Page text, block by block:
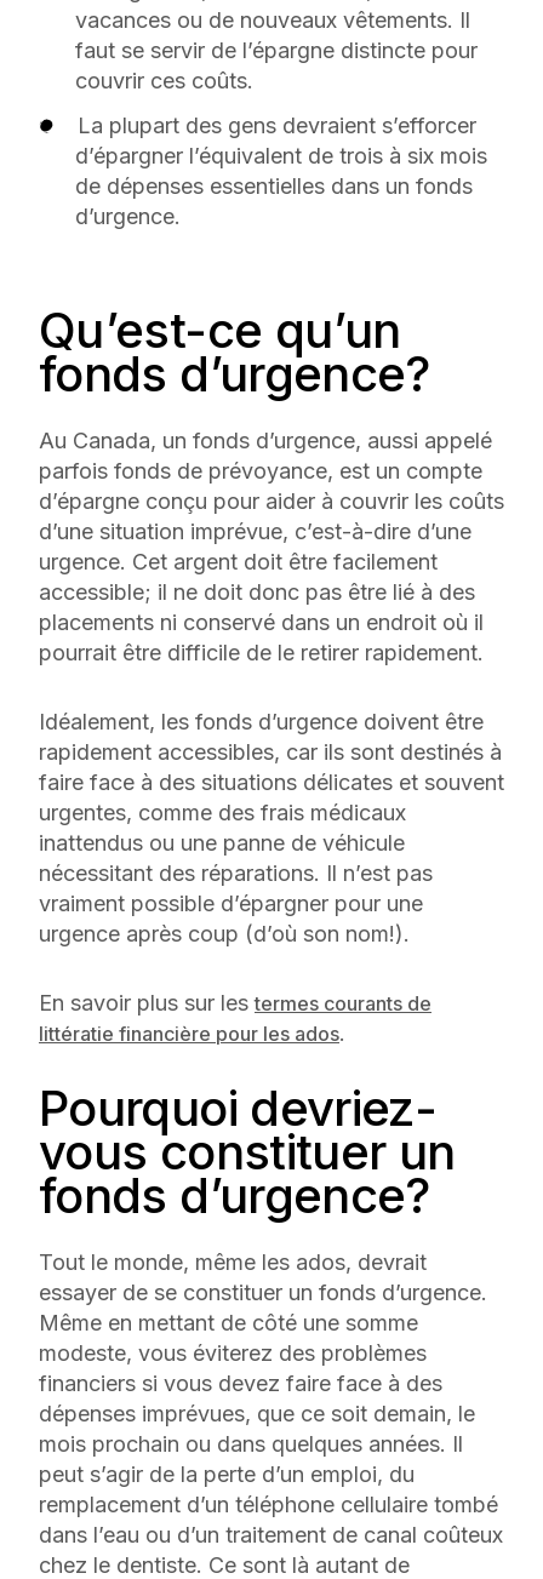
vacances ou de nouveaux vêtements. Il
faut se servir de l’épargne distincte pour
couvrir ces coûts.
La plupart des gens devraient s’efforcer
d’épargner l’équivalent de trois à six mois
de dépenses essentielles dans un fonds
d’urgence.
Qu’est-ce qu’un
fonds d’urgence?
Au Canada, un fonds d’urgence, aussi appelé
parfois fonds de prévoyance, est un compte
d’épargne conçu pour aider à couvrir les coûts
d’une situation imprévue, c’est-à-dire d’une
urgence. Cet argent doit être facilement
accessible; il ne doit donc pas être lié à des
placements ni conservé dans un endroit où il
pourrait être difficile de le retirer rapidement.
Idéalement, les fonds d’urgence doivent être
rapidement accessibles, car ils sont destinés à
faire face à des situations délicates et souvent
urgentes, comme des frais médicaux
inattendus ou une panne de véhicule
nécessitant des réparations. Il n’est pas
vraiment possible d’épargner pour une
urgence après coup (d’où son nom!).
En savoir plus sur lestermes courants de
littératie financière pour les ados.
Pourquoi devriez-
vous constituer un
fonds d’urgence?
Tout le monde, même les ados, devrait
essayer de se constituer un fonds d’urgence.
Même en mettant de côté une somme
modeste, vous éviterez des problèmes
financiers si vous devez faire face à des
dépenses imprévues, que ce soit demain, le
mois prochain ou dans quelques années. Il
peut s’agir de la perte d’un emploi, du
remplacement d’un téléphone cellulaire tombé
dans l’eau ou d’un traitement de canal coûteux
chez le dentiste. Ce sont là autant de